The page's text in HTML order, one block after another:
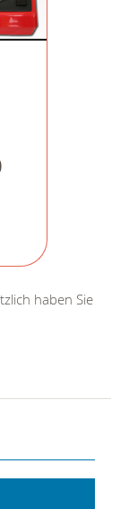
haben Sie